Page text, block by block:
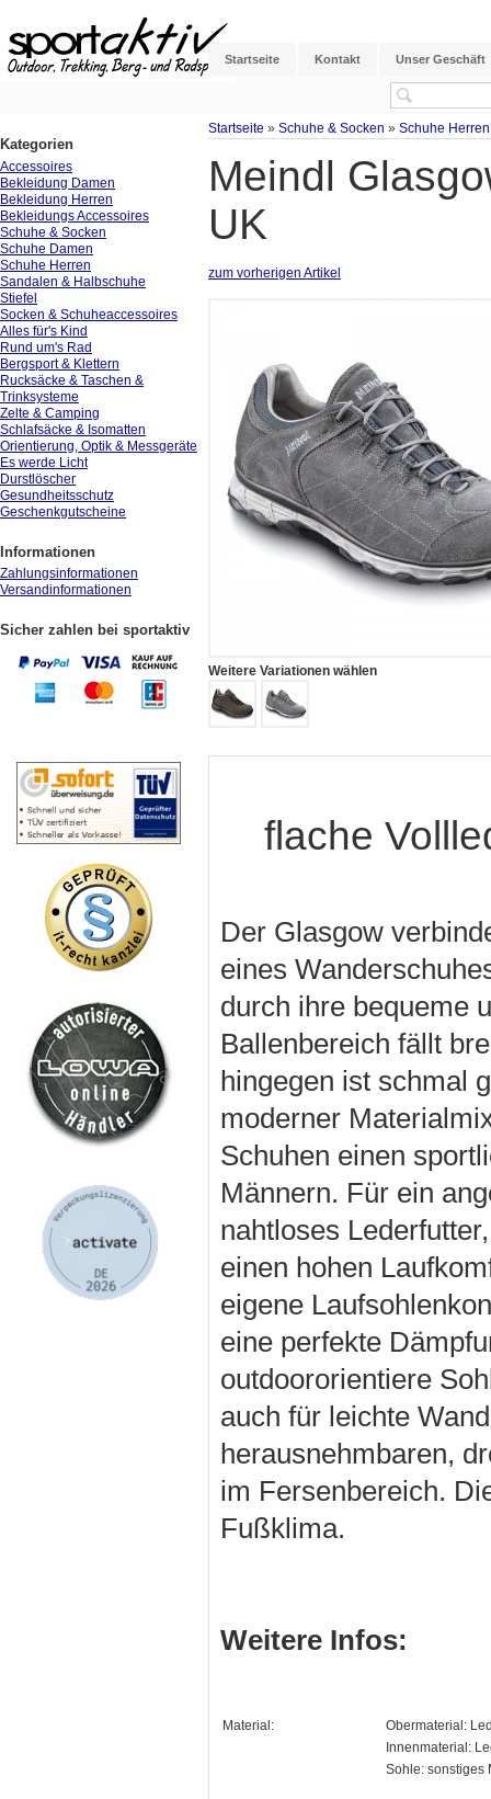
Startseite Kontakt Unser Geschäft
Startseite » Schuhe & Socken » Schuhe Herren
Meindl
UK
zum vorherigen Artikel
Weitere Variationen wählen
flache
Der Glasgow
eines
durch ihre bequeme
Ballenbereich fällt
hingegen ist schmal
moderner
Schuhen einen
Männern. Für ein
nahtloses
einen hohen
eigene
eine perfekte
outdoororientiere
auch für leichte
herausnehmbaren,
im Fersenbereich.
Fußklima.
Weitere Infos:
Material:
Obermaterial:
Innenmaterial:
Sohle: sonstiges
Kategorien
Accessoires
Bekleidung Damen
Bekleidung Herren
Bekleidungs Accessoires
Schuhe & Socken
Schuhe Damen
Schuhe Herren
Sandalen & Halbschuhe
Stiefel
Socken & Schuheaccessoires
Alles für's Kind
Rund um's Rad
Bergsport & Klettern
Rucksäcke & Taschen &
Trinksysteme
Zelte & Camping
Schlafsäcke & Isomatten
Orientierung, Optik & Messgeräte
Es werde Licht
Durstlöscher
Gesundheitsschutz
Geschenkgutscheine
Informationen
Zahlungsinformationen
Versandinformationen
Sicher zahlen bei sportaktiv